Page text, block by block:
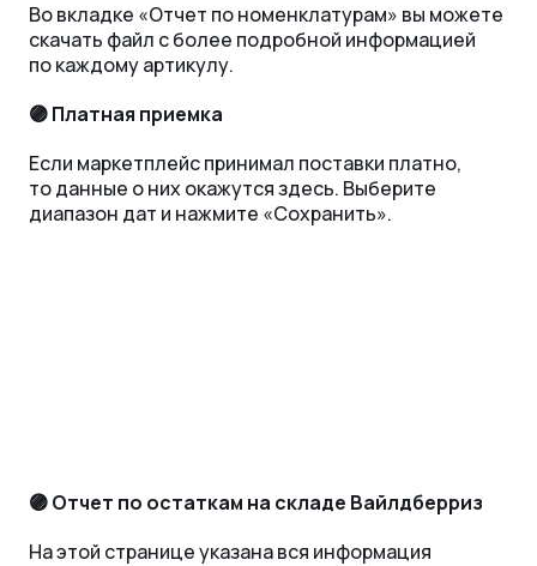
Во вкладке «‎Отчет по номенклатурам» вы можете
скачать файл с более подробной информацией
по каждому артикулу.
🟣 Платная приемка
Если маркетплейс принимал поставки платно,
то данные о них окажутся здесь. Выберите
диапазон дат и нажмите «‎Сохранить».
🟣Отчет по остаткам на складе Вайлдберриз
На этой странице указана вся информация